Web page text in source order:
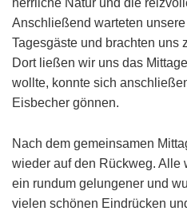
herrliche Natur und die
Anschließend warteten
Tagesgäste und brachten uns
Dort ließen wir uns das
wollte, konnte sich
Eisbecher gönnen.
Nach dem gemeinsamen
wieder auf den Rückweg. Alle
ein rundum gelungener und
vielen schönen Eindrücken